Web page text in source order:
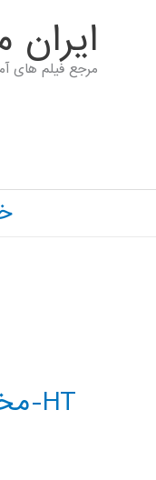
مرجع فیلم های
HT-مخلوط سیگنال